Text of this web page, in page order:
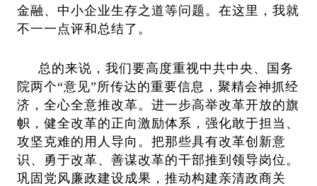
金融、中小企业生存之道等问题。在这里，我就
不一一点评和总结了。
总的来说，我们要高度重视中共中央、国务
院两个“意见”所传达的重要信息，聚精会神抓经
济，全心全意推改革。进一步高举改革开放的旗
帜，健全改革的正向激励体系，强化敢于担当、
攻坚克难的用人导向。把那些具有改革创新意
识、勇于改革、善谋改革的干部推到领导岗位。
巩固党风廉政建设成果，推动构建亲清政商关